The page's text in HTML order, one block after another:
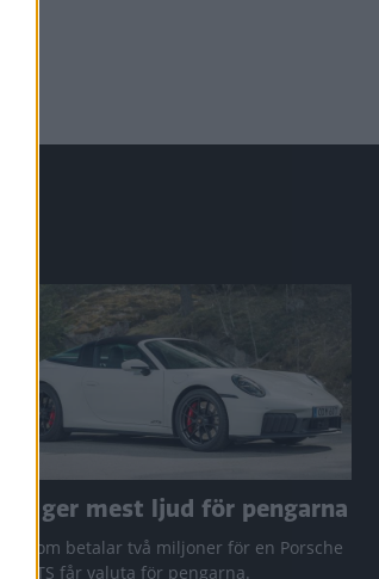
Den ger mest ljud för pengarna
Den som betalar två miljoner för en Porsche
911 GTS får valuta för pengarna.